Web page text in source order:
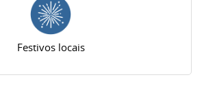
Festivos locais